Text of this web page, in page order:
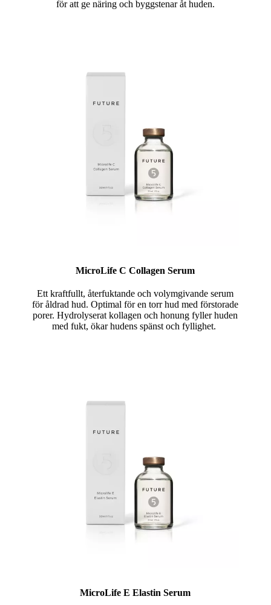
för att ge näring och byggstenar åt huden.
MicroLife C Collagen Serum
Ett kraftfullt, återfuktande och volymgivande serum
för åldrad hud. Optimal för en torr hud med förstorade
porer. Hydrolyserat kollagen och honung fyller huden
med fukt, ökar hudens spänst och fyllighet.
MicroLife E Elastin Serum